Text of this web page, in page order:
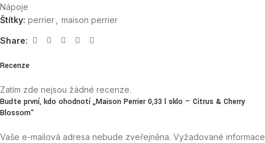
Nápoje
Štítky: perrier maison perrier
Share:
Recenze
Zatím zde nejsou žádné recenze.
Buďte první, kdo ohodnotí „Maison Perrier 0,33 l sklo – Citrus & Cherry
Blossom“
Vaše e-mailová adresa nebude zveřejněna. Vyžadované informace